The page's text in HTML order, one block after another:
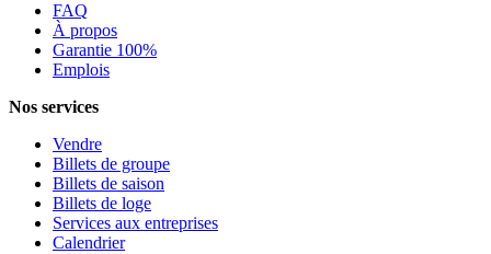
FAQ
À propos
Garantie 100%
Emplois
Nos services
Vendre
Billets de groupe
Billets de saison
Billets de loge
Services aux entreprises
Calendrier